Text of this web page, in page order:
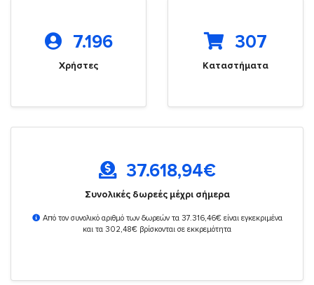
7.196
Χρήστες
307
Καταστήματα
37.618,94€
Συνολικές δωρεές μέχρι σήμερα
Από τον συνολικό αριθμό των δωρεών τα 37.316,46€ είναι εγκεκριμένα
και τα 302,48€ βρίσκονται σε εκκρεμότητα